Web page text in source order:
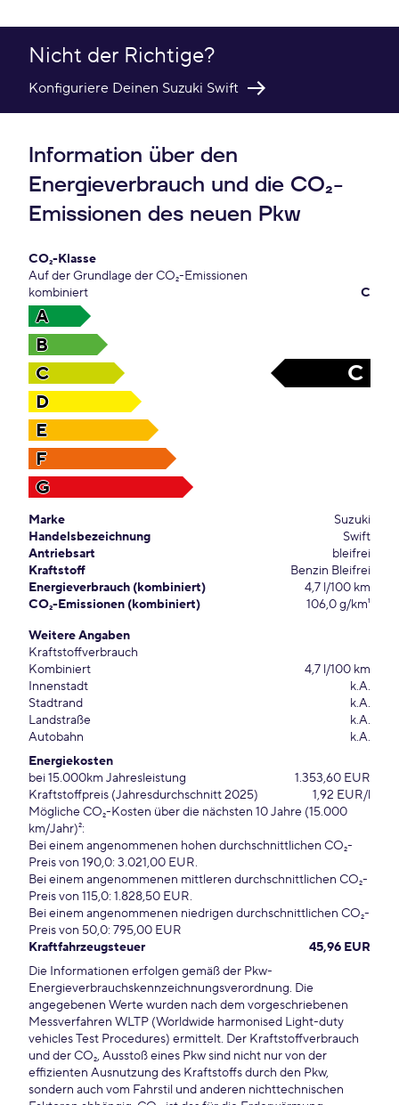
Nicht der Richtige?
Konfiguriere Deinen Suzuki Swift
Information über den
Energieverbrauch und die CO₂-
Emissionen des neuen Pkw
CO₂-Klasse
Auf der Grundlage der CO₂-Emissionen
kombiniert
C
A
B
C
C
D
E
F
G
Marke
Suzuki
Handelsbezeichnung
Swift
Antriebsart
bleifrei
Kraftstoff
Benzin Bleifrei
Energieverbrauch (kombiniert)
4,7 l/100 km
CO₂-Emissionen (kombiniert)
106,0 g/km¹
Weitere Angaben
Kraftstoffverbrauch
Kombiniert
4,7 l/100 km
Innenstadt
k.A.
Stadtrand
k.A.
Landstraße
k.A.
Autobahn
k.A.
Energiekosten
bei 15.000km Jahresleistung
1.353,60 EUR
Kraftstoffpreis (Jahresdurchschnitt 2025)
1,92 EUR/l
Mögliche CO₂-Kosten über die nächsten 10 Jahre (15.000
km/Jahr)²:
Bei einem angenommenen hohen durchschnittlichen CO₂-
Preis von 190,0: 3.021,00 EUR.
Bei einem angenommenen mittleren durchschnittlichen CO₂-
Preis von 115,0: 1.828,50 EUR.
Bei einem angenommenen niedrigen durchschnittlichen CO₂-
Preis von 50,0: 795,00 EUR
Kraftfahrzeugsteuer
45,96 EUR
Die Informationen erfolgen gemäß der Pkw-
Energieverbrauchskennzeichnungsverordnung. Die
angegebenen Werte wurden nach dem vorgeschriebenen
Messverfahren WLTP (Worldwide harmonised Light-duty
vehicles Test Procedures) ermittelt. Der Kraftstoffverbrauch
und der CO₂, Ausstoß eines Pkw sind nicht nur von der
effizienten Ausnutzung des Kraftstoffs durch den Pkw,
sondern auch vom Fahrstil und anderen nichttechnischen